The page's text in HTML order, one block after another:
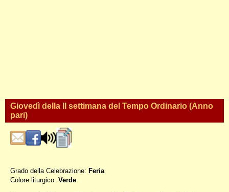
Giovedì della II settimana del Tempo Ordinario (Anno
pari)
Grado della Celebrazione: Feria
Colore liturgico: Verde